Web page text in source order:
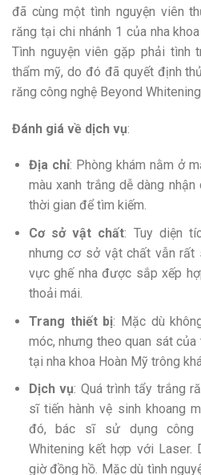
đã cùng một tình nguyện viên
răng tại chi nhánh 1 của nha
Tình nguyện viên gặp phải tình
thẩm mỹ, do đó đã quyết định
răng công nghệ Beyond
Đánh giá về dịch vụ:
Địa chỉ: Phòng khám nằm ở
màu xanh trắng dễ dàng
thời gian để tìm kiếm.
Cơ sở vật chất: Tuy diện
nhưng cơ sở vật chất vẫn rất
vực ghế nha được sắp xếp
thoải mái.
Trang thiết bị: Mặc dù
móc, nhưng theo quan sát
tại nha khoa Hoàn Mỹ trông
Dịch vụ: Quá trình tẩy trắng
sĩ tiến hành vệ sinh khoang
đó, bác sĩ sử dụng công
Whitening kết hợp với Laser.
giờ đồng hồ. Mặc dù tình